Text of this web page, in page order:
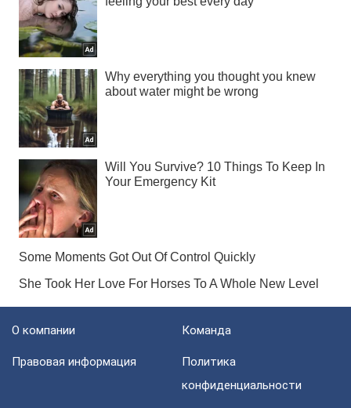
О компании Команда
Правовая информация
Политика
конфиденциальности